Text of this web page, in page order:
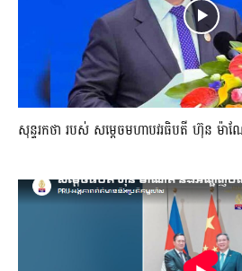
សុន្ទរកថា របស់ សម្ដេចមហាបវរធិបតី ហ៊ុន ម៉ា